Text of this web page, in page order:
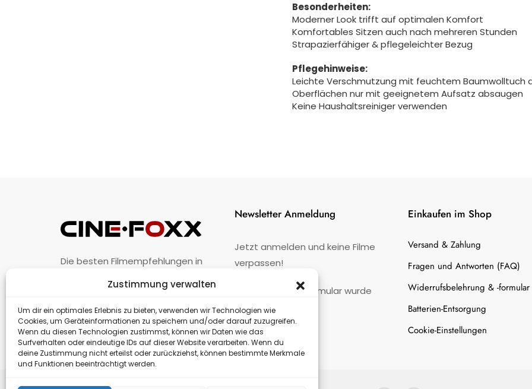
Zustimmung verwalten
Um dir ein optimales Erlebnis zu bieten, verwenden wir Technologien wie
Cookies, um Geräteinformationen zu speichern und/oder darauf zuzugreifen.
Wenn du diesen Technologien zustimmst, können wir Daten wie das
Surfverhalten oder eindeutige IDs auf dieser Website verarbeiten. Wenn du
deine Zustimmung nicht erteilst oder zurückziehst, können bestimmte Merkmale
und Funktionen beeinträchtigt werden.
Besonderheiten:
Moderner Look trifft auf optimalen Komfort
Komfortables Sitzen auch nach mehreren Stunden
Strapazierfähiger & pflegeleichter Bezug
Pflegehinweise:
Leichte Verschmutzung mit feuchtem Baumwolltuch
Oberflächen nur mit geeignetem Aufsatz absaugen
Keine Haushaltsreiniger verwenden
Die besten Filmempfehlungen in
Unternehmen · Impressum · Kontakt
Newsletter Anmeldung
Jetzt anmelden und keine Filme
verpassen!
Kontaktformular wurde
nicht gefunden.
Einkaufen im Shop
Versand & Zahlung
Fragen und Antworten (FAQ)
Widerrufsbelehrung & -formular
Batterien-Entsorgung
Cookie-Einstellungen